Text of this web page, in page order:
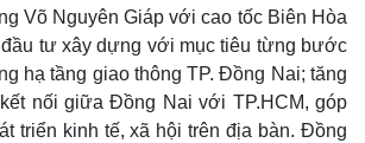
Multimedia
Video
Ảnh
E-Magazine
Võ Nguyên Giáp với cao tốc Biên Hòa
tư xây dựng với mục tiêu từng bước
hạ tầng giao thông TP. Đồng Nai; tăng
nối giữa Đồng Nai với TP.HCM, góp
triển kinh tế, xã hội trên địa bàn. Đồng